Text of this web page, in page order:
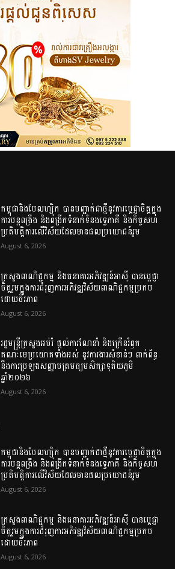
កម្ពុជានិងបែលហ្ស៊ិក បានបញ្ជាក់ជាថ្មីនូវការប្តេជ្ញាចិត្តក្នុង
ការបន្តពង្រឹង និងពង្រីកទំនាក់ទំនងទ្វេភាគី និងកិច្ចសហ
ប្រតិបត្តិការលើវិស័យដែលមានផលប្រយោជន៍រួម
August 6, 2026
ក្រសួងពាណិជ្ជកម្ម និងធនាគារអភិវឌ្ឍន៍អាស៊ី បានប្តេជ្ញា
ចិត្តរួមក្នុងការជំរុញការអភិវឌ្ឍវិស័យពាណិជ្ជកម្មប្រកប
ដោយចីរភាព
August 6, 2026
រដ្ឋមន្ត្រីក្រសួងអប់រំ ផ្ដល់ការណែនាំ និងក្រើនរំឭក
គណៈមេប្រយោគទាំងអស់ នូវការងារសំខាន់ៗ ពាក់ព័ន្ធ
នឹងការប្រឡងសញ្ញាបត្រមធ្យមសិក្សាទុតិយភូមិ
ឆ្នាំ២០២៦
August 6, 2026
កម្ពុជានិងបែលហ្ស៊ិក បានបញ្ជាក់ជាថ្មីនូវការប្តេជ្ញាចិត្តក្នុង
ការបន្តពង្រឹង និងពង្រីកទំនាក់ទំនងទ្វេភាគី និងកិច្ចសហ
ប្រតិបត្តិការលើវិស័យដែលមានផលប្រយោជន៍រួម
August 6, 2026
ក្រសួងពាណិជ្ជកម្ម និងធនាគារអភិវឌ្ឍន៍អាស៊ី បានប្តេជ្ញា
ចិត្តរួមក្នុងការជំរុញការអភិវឌ្ឍវិស័យពាណិជ្ជកម្មប្រកប
ដោយចីរភាព
August 6, 2026